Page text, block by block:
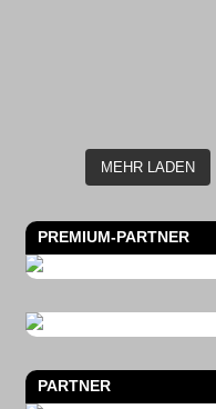
MEHR LADEN
PREMIUM-PARTNER
PARTNER